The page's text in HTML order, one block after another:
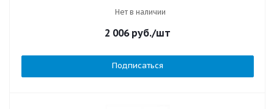
Нет в наличии
2 006руб./шт
Подписаться